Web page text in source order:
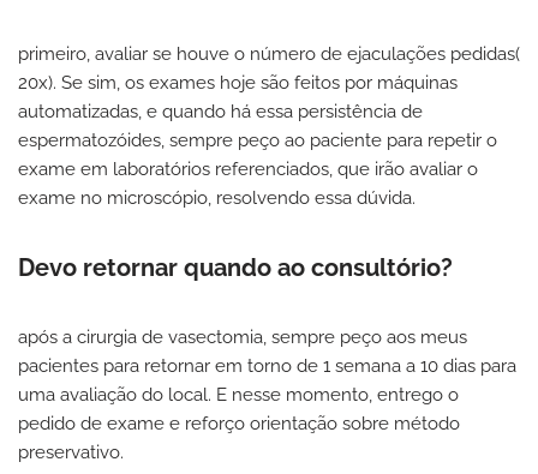
primeiro, avaliar se houve o número de ejaculações pedidas(
20x). Se sim, os exames hoje são feitos por máquinas
automatizadas, e quando há essa persistência de
espermatozóides, sempre peço ao paciente para repetir o
exame em laboratórios referenciados, que irão avaliar o
exame no microscópio, resolvendo essa dúvida.
Devo retornar quando ao consultório?
após a cirurgia de vasectomia, sempre peço aos meus
pacientes para retornar em torno de 1 semana a 10 dias para
uma avaliação do local. E nesse momento, entrego o
pedido de exame e reforço orientação sobre método
preservativo.